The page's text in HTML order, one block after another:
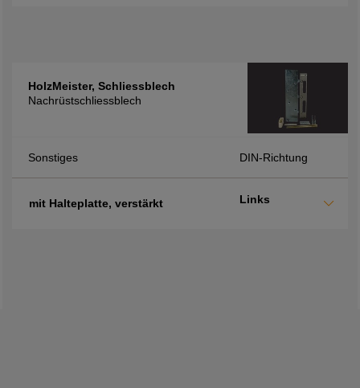
HolzMeister, Schliessblech
Nachrüstschliessblech
Sonstiges DIN-Richtung
mit Halteplatte, verstärkt Links